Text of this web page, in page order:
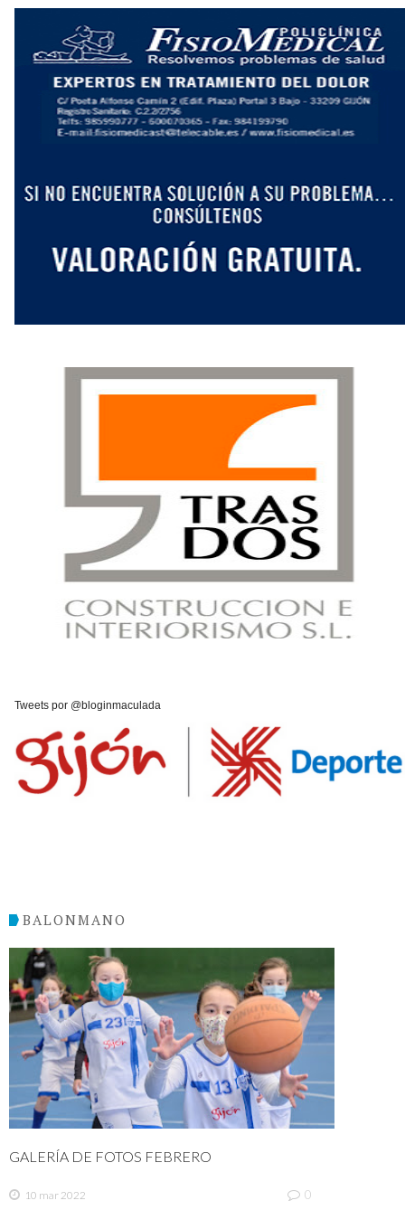
Tweets por @bloginmaculada
BALONMANO
GALERÍA DE FOTOS FEBRERO
10 mar 2022 0